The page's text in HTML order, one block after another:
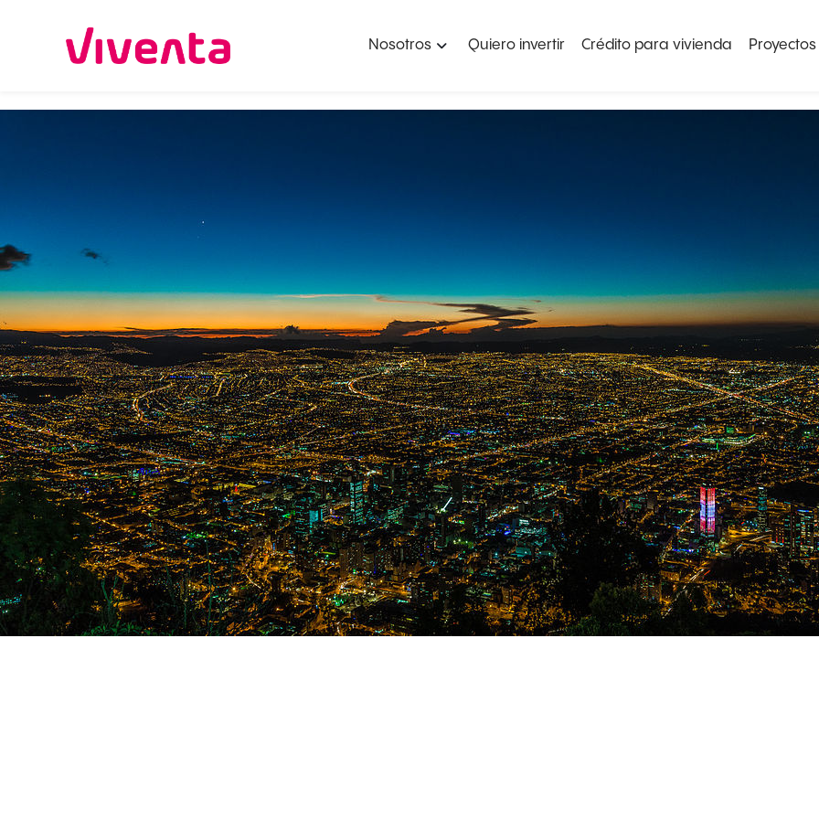
Nosotros Quiero invertir Crédito para vivienda Proyectos